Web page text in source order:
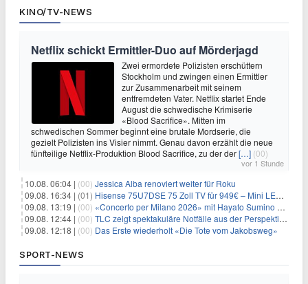
KINO/TV-NEWS
Netflix schickt Ermittler-Duo auf Mörderjagd
Zwei ermordete Polizisten erschüttern
Stockholm und zwingen einen Ermittler
zur Zusammenarbeit mit seinem
entfremdeten Vater. Netflix startet Ende
August die schwedische Krimiserie
«Blood Sacrifice». Mitten im
schwedischen Sommer beginnt eine brutale Mordserie, die
gezielt Polizisten ins Visier nimmt. Genau davon erzählt die neue
fünfteilige Netflix-Produktion Blood Sacrifice, zu der der[…] (00)
vor 1 Stunde
10.08. 06:04 | (00) Jessica Alba renoviert weiter für Roku
09.08. 16:34 | (01) Hisense 75U7DSE 75 Zoll TV für 949€ – Mini LED, 144Hz, 2026
09.08. 13:19 | (00) «Concerto per Milano 2026» mit Hayato Sumino kommt zu arte
09.08. 12:44 | (00) TLC zeigt spektakuläre Notfälle aus der Perspektive der Patienten
09.08. 12:18 | (00) Das Erste wiederholt «Die Tote vom Jakobsweg»
SPORT-NEWS